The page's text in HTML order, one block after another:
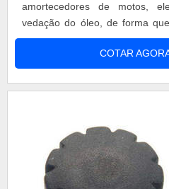
amortecedores de motos,
vedação do óleo, de forma
peças. O sistema de
para: - Controle do
Diminuição do desgaste dos
COTAR